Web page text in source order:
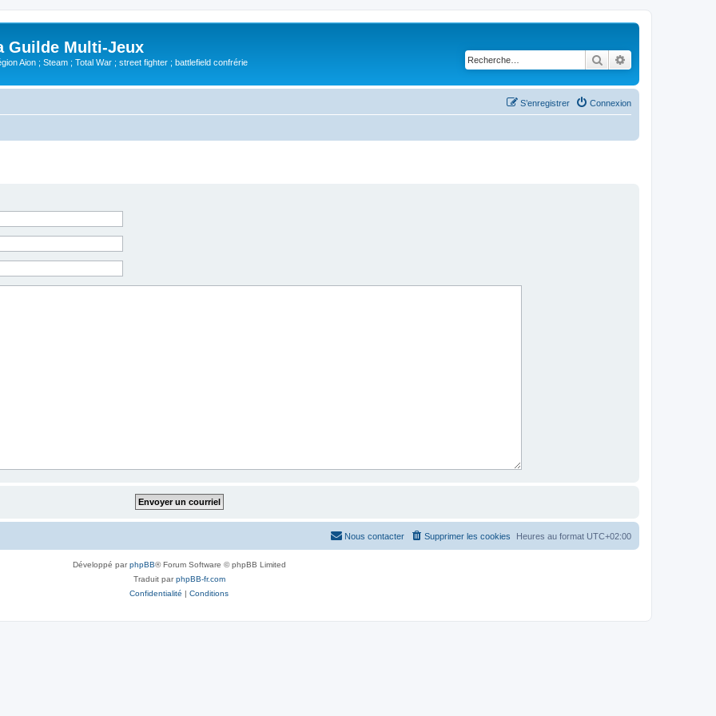
Guilde Multi-Jeux
Aion ; Steam ; Total War ; street fighter ; battlefield confrérie Rechercher
Connexion
S’enregistrer
Heures au format UTC+02:00
Supprimer les cookies
Nous contacter
Développé parphpBB® Forum Software © phpBB Limited
Traduit parphpBB-fr.com
Confidentialité | Conditions